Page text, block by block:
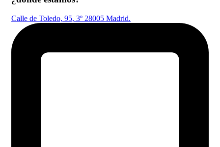
Calle de Toledo, 95, 3º 28005 Madrid.